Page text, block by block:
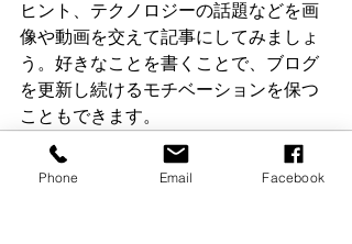
ヒント、テクノロジーの話題などを画
像や動画を交えて記事にしてみましょ
う。好きなことを書くことで、ブログ
を更新し続けるモチベーションを保つ
こともできます。
Phone Email Facebook